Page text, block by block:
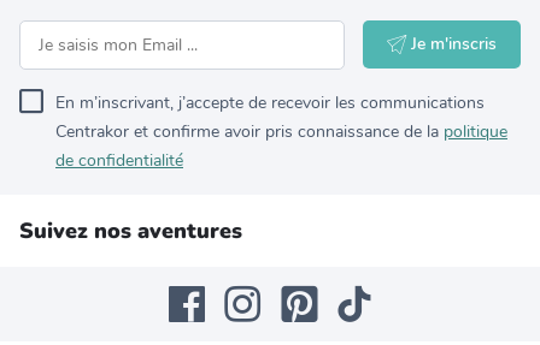
Je m'inscris
En m’inscrivant, j’accepte de recevoir les communications
Centrakor et confirme avoir pris connaissance de la politique
de confidentialité
Suivez nos aventures